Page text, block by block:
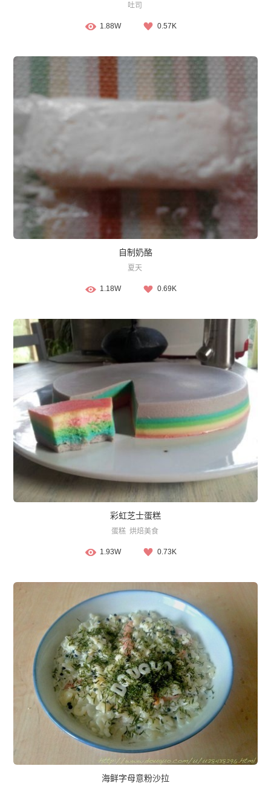
吐司
1.88W 0.57K
自制奶酪
夏天
1.18W 0.69K
彩虹芝士蛋糕
蛋糕 烘焙美食
1.93W 0.73K
海鲜字母意粉沙拉